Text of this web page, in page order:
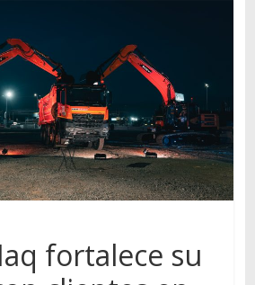
fortalece su